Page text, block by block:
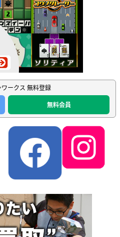
ークス 無料登録
無料会員